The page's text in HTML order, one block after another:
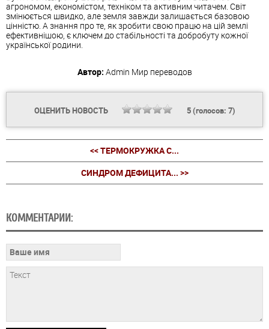
агрономом, економістом, техніком та активним читачем. Світ
змінюється швидко, але земля завжди залишається базовою
цінністю. А знання про те, як зробити свою працю на цій землі
ефективнішою, є ключем до стабільності та добробуту кожної
української родини.
Автор: Admin Мир переводов
ОЦЕНИТЬ НОВОСТЬ 5(голосов: 7)
<< ТЕРМОКРУЖКА С...
СИНДРОМ ДЕФИЦИТА... >>
КОММЕНТАРИИ: